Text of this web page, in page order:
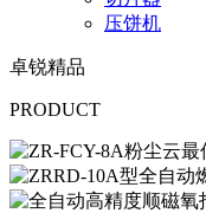
压饼机
卓锐精品
PRODUCT